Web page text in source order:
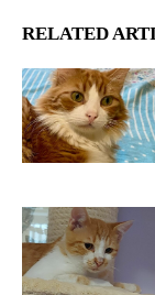
RELATED